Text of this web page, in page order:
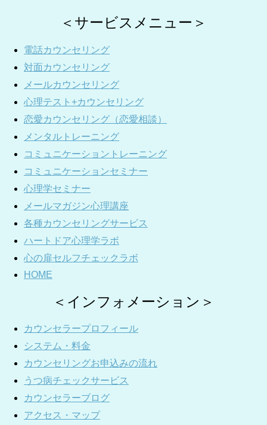
＜サービスメニュー＞
電話カウンセリング
対面カウンセリング
メールカウンセリング
心理テスト+カウンセリング
恋愛カウンセリング（恋愛相談）
メンタルトレーニング
コミュニケーショントレーニング
コミュニケーションセミナー
心理学セミナー
メールマガジン心理講座
各種カウンセリングサービス
ハートドア心理学ラボ
心の扉セルフチェックラボ
HOME
＜インフォメーション＞
カウンセラープロフィール
システム・料金
カウンセリングお申込みの流れ
うつ病チェックサービス
カウンセラーブログ
アクセス・マップ